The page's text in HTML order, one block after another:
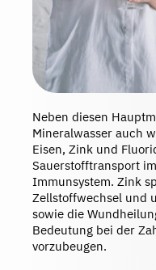
IHR
Neben diesen
Mineralwasser auch
Eisen, Zink und
Sauerstofftransport
Immunsystem. Zink
Zellstoffwechsel und
sowie die
Bedeutung bei der
vorzubeugen.